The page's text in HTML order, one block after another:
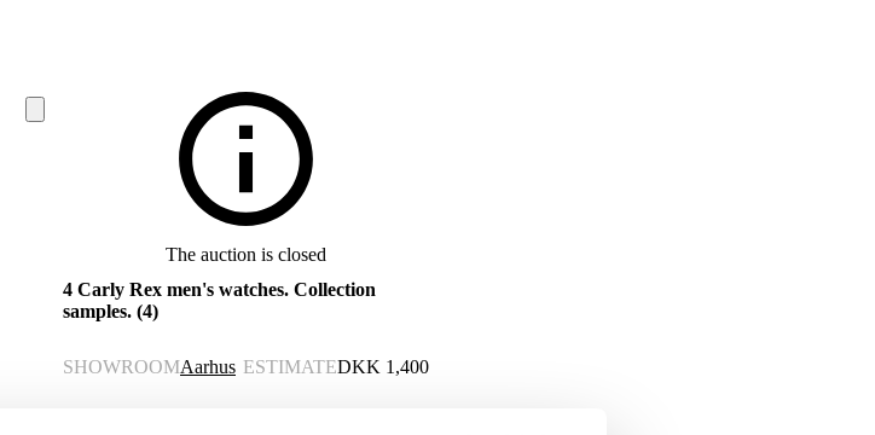
The auction is closed
4 Carly Rex men's watches. Collection
samples. (4)
SHOWROOMAarhus ESTIMATEDKK 1,400